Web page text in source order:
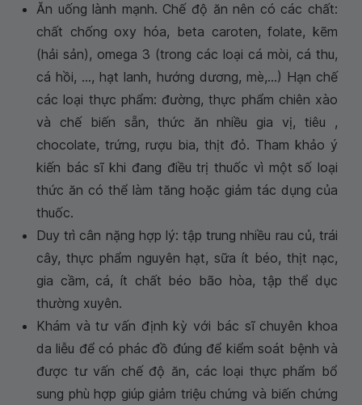
Ăn uống lành mạnh. Chế độ ăn nên có các chất:
chất chống oxy hóa, beta caroten, folate, kẽm
(hải sản), omega 3 (trong các loại cá mòi, cá thu,
cá hồi, ..., hạt lanh, hướng dương, mè,...) Hạn chế
các loại thực phẩm: đường, thực phẩm chiên xào
và chế biến sẵn, thức ăn nhiều gia vị, tiêu ,
chocolate, trứng, rượu bia, thịt đỏ. Tham khảo ý
kiến bác sĩ khi đang điều trị thuốc vì một số loại
thức ăn có thể làm tăng hoặc giảm tác dụng của
thuốc.
Duy trì cân nặng hợp lý: tập trung nhiều rau củ, trái
cây, thực phẩm nguyên hạt, sữa ít béo, thịt nạc,
gia cầm, cá, ít chất béo bão hòa, tập thể dục
thường xuyên.
Khám và tư vấn định kỳ với bác sĩ chuyên khoa
da liễu để có phác đồ đúng để kiểm soát bệnh và
được tư vấn chế độ ăn, các loại thực phẩm bổ
sung phù hợp giúp giảm triệu chứng và biến chứng